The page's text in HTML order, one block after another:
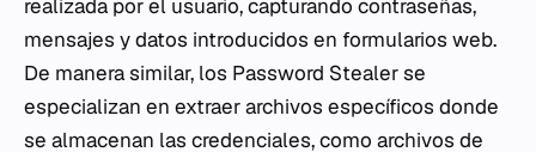
realizada por el usuario, capturando contraseñas,
mensajes y datos introducidos en formularios web.
De manera similar, los Password Stealerse
especializan en extraer archivos específicos donde
se almacenan las credenciales, como archivos de